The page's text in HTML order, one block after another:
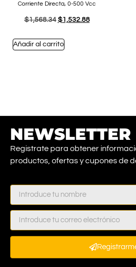
Corriente Directa, 0-500 Vcc
$1,568.34 $1,532.88
Añadir al carrito
NEWSLETTER
Registrate para obtener
productos, ofertas y cupones de